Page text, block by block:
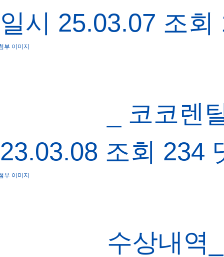
일시 25.03.07 조회
코코렌
23.03.08 조회 234
수상내역_